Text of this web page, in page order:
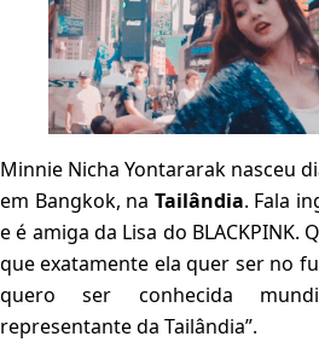
Minnie Nicha Yontararak nasceu
em Bangkok, na Tailândia. Fala
e é amiga da Lisa do
que exatamente ela quer ser no
quero ser conhecida
representante da Tailândia”.